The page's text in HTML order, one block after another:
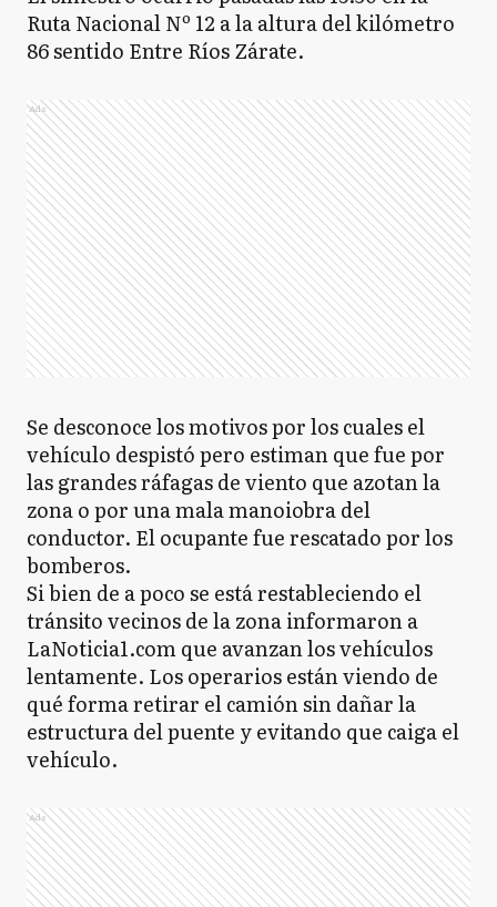
Ruta Nacional Nº 12 a la altura del kilómetro
86 sentido Entre Ríos Zárate.
Ads
Se desconoce los motivos por los cuales el
vehículo despistó pero estiman que fue por
las grandes ráfagas de viento que azotan la
zona o por una mala manoiobra del
conductor. El ocupante fue rescatado por los
bomberos.
Si bien de a poco se está restableciendo el
tránsito vecinos de la zona informaron a
LaNoticia1.com que avanzan los vehículos
lentamente. Los operarios están viendo de
qué forma retirar el camión sin dañar la
estructura del puente y evitando que caiga el
vehículo.
Ads